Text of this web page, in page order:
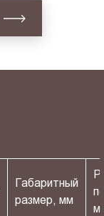
Габаритный
размер, мм